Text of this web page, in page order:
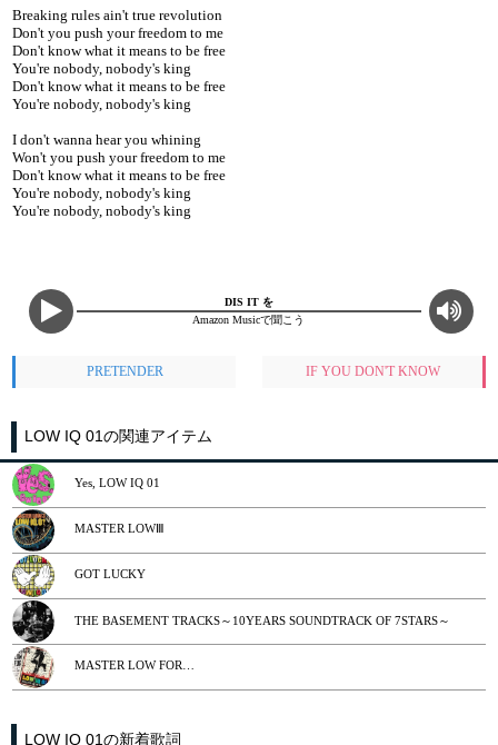
Breaking rules ain't true revolution
Don't you push your freedom to me
Don't know what it means to be free
You're nobody, nobody's king
Don't know what it means to be free
You're nobody, nobody's king
I don't wanna hear you whining
Won't you push your freedom to me
Don't know what it means to be free
You're nobody, nobody's king
You're nobody, nobody's king
DIS IT を
Amazon Musicで聞こう
PRETENDER IF YOU DON'T KNOW
LOW IQ 01の関連アイテム
Yes, LOW IQ 01
MASTER LOWⅢ
GOT LUCKY
THE BASEMENT TRACKS～10YEARS SOUNDTRACK OF 7STARS～
MASTER LOW FOR…
LOW IQ 01の新着歌詞